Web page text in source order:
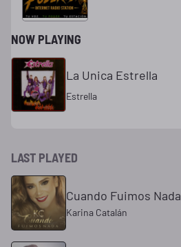
NOW PLAYING
La Unica Estrella
Estrella
LAST PLAYED
Cuando Fuimos Nada
Karina Catalán